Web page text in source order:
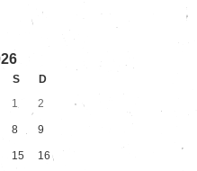
S
D
1
2
8 9
15 16